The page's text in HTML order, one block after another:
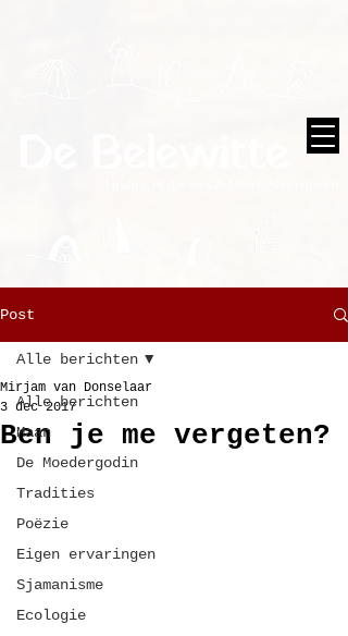
Post
Alle berichten
Maan
De Moedergodin
Tradities
Poëzie
Eigen ervaringen
Sjamanisme
Ecologie
Alle berichten
Ben je me vergeten?
Mirjam van Donselaar
3 dec 2017